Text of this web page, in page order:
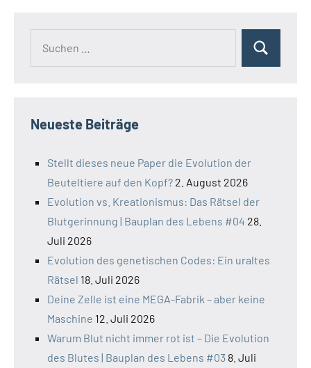
Suchen
Neueste Beiträge
Stellt dieses neue Paper die Evolution der
Beuteltiere auf den Kopf? 2. August 2026
Evolution vs. Kreationismus: Das Rätsel der
Blutgerinnung | Bauplan des Lebens #04 28.
Juli 2026
Evolution des genetischen Codes: Ein uraltes
Rätsel 18. Juli 2026
Deine Zelle ist eine MEGA-Fabrik – aber keine
Maschine 12. Juli 2026
Warum Blut nicht immer rot ist – Die Evolution
des Blutes | Bauplan des Lebens #03 8. Juli